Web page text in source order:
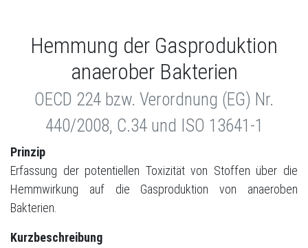
Hemmung der Gasproduktion
anaerober Bakterien
OECD 224 bzw. Verordnung (EG) Nr.
440/2008, C.34 und ISO 13641-1
Prinzip
Erfassung der potentiellen Toxizität von Stoffen über die
Hemmwirkung auf die Gasproduktion von anaeroben
Bakterien.
Kurzbeschreibung